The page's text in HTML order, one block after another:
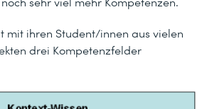
mit ihren Student/innen aus vielen
drei Kompetenzfelder